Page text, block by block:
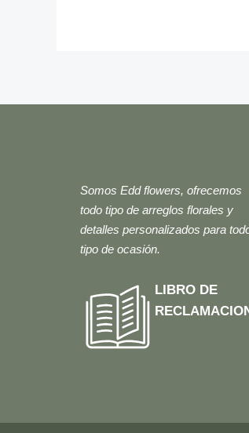
Somos Edd flowers, ofrecemos
todo tipo de arreglos florales y
detalles personalizados para
tipo de ocasión.
LIBRO DE